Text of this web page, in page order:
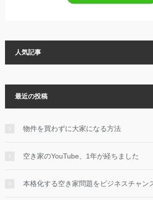
人気記事
最近の投稿
物件を買わずに大家になる方法
空き家のYouTube、1年が経ちました
本格化する空き家問題をビジネスチャン